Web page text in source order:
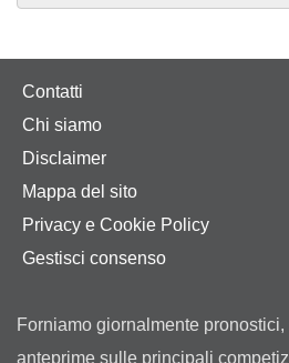
Contatti
Chi siamo
Disclaimer
Mappa del sito
Privacy e Cookie Policy
Gestisci consenso
Forniamo giornalmente
anteprime sulle principali